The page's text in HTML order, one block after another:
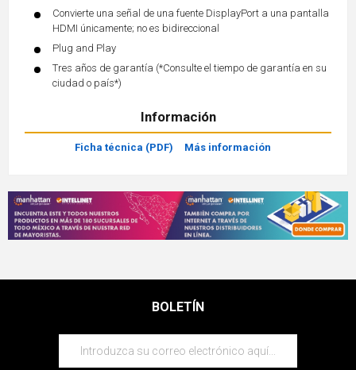
Convierte una señal de una fuente DisplayPort a una pantalla
HDMI únicamente; no es bidireccional
Plug and Play
Tres años de garantía (*Consulte el tiempo de garantía en su
ciudad o país*)
Información
Ficha técnica (PDF) Más información
BOLETÍN